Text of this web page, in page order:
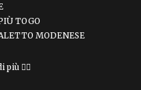
TOGO
MODENESE
👇🏻